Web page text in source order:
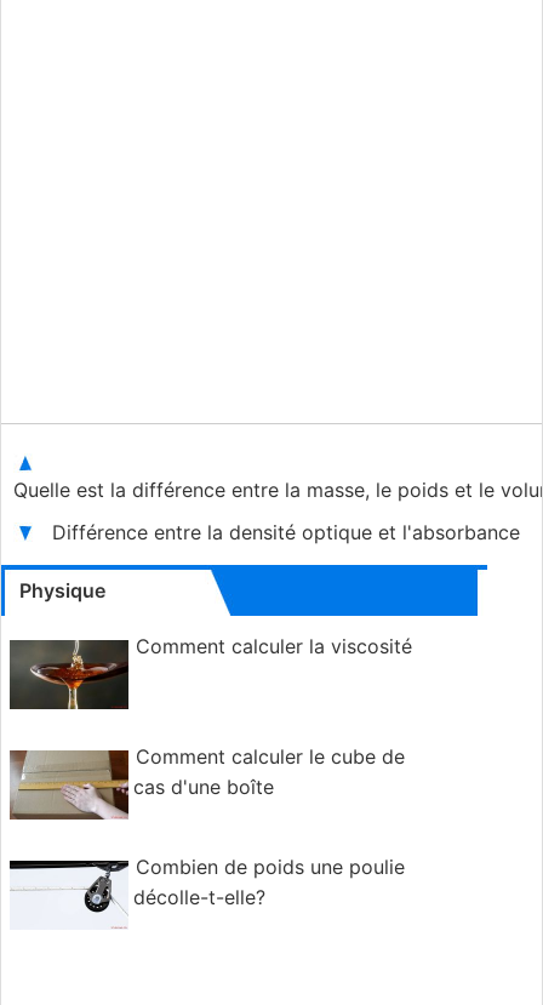
Quelle est la différence entre la masse, le poids et le
Différence entre la densité optique et l'absorbance
Physique
Comment calculer la viscosité
Comment calculer le cube de
cas d'une boîte
Combien de poids une poulie
décolle-t-elle?